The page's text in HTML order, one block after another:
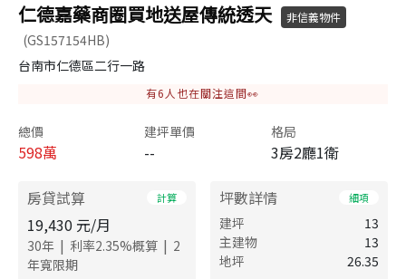
仁德嘉藥商圈買地送屋傳統透天 非信義物件
(GS157154HB)
台南市仁德區二行一路
有6 人也在關注這間👀
總價
598萬
建坪單價
--
格局
3房2廳1衛
房貸試算 計算
19,430 元/月
30年 | 利率2.35%概算 | 2
年寬限期
坪數詳情 細項
建坪
13
主建物
13
地坪
26.35